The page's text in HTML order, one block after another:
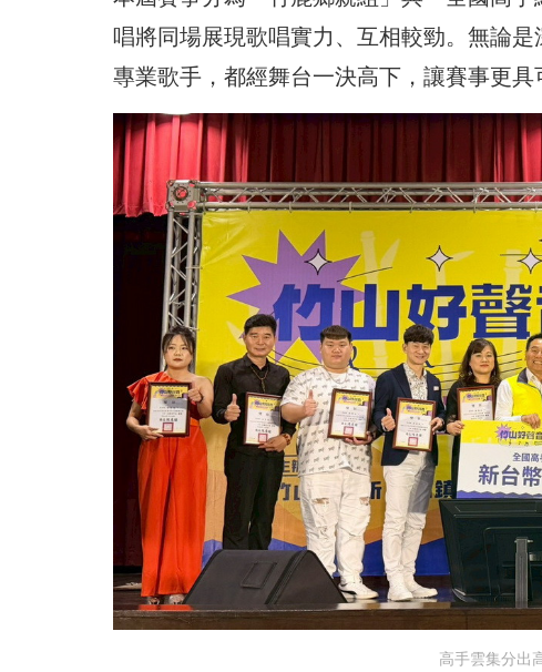
唱將同場展現歌唱實力、互相較勁。無論
專業歌手，都經舞台一決高下，讓賽事更具
高手雲集分出